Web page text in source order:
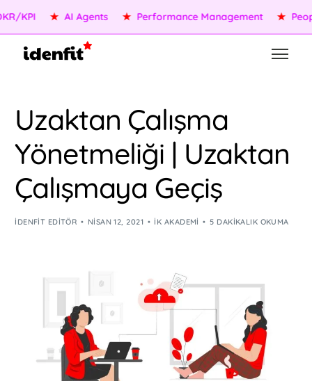
★ AI Agents ★ Performance Management ★ People
Uzaktan Çalışma
Yönetmeliği | Uzaktan
Çalışmaya Geçiş
IDENFIT EDITÖR NISAN 12, 2021 İK AKADEMI 5 DAKIKALIK OKUMA